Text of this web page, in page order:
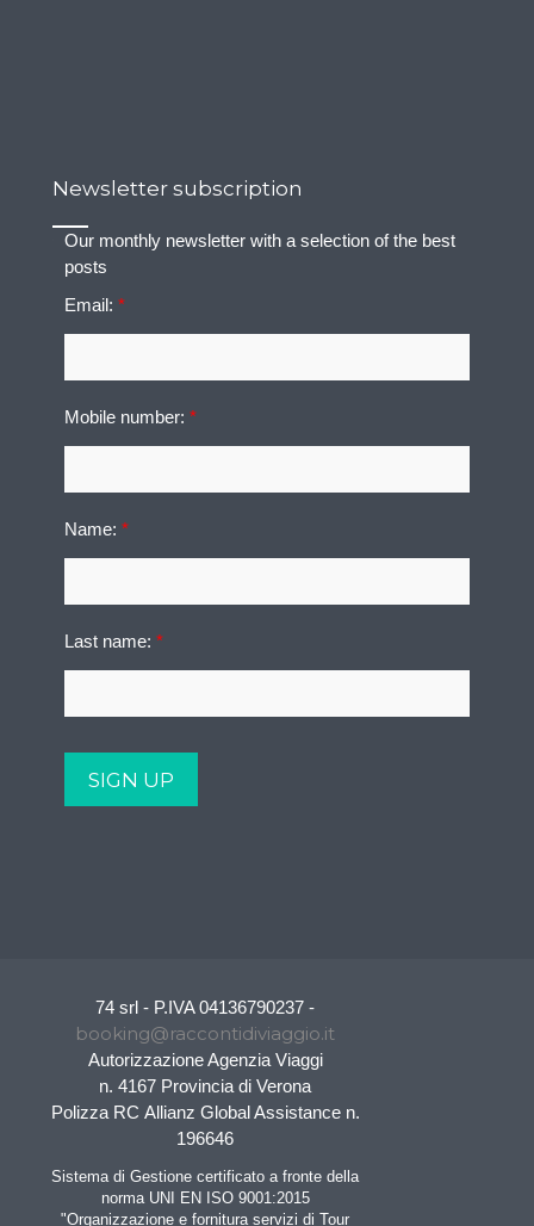
Newsletter subscription
Our monthly newsletter with a selection of the best
posts
Email:*
Mobile number:*
Name:*
Last name:*
74 srl - P.IVA 04136790237 -
booking@raccontidiviaggio.it
Autorizzazione Agenzia Viaggi
n. 4167 Provincia di Verona
Polizza RC Allianz Global Assistance n.
196646
Sistema di Gestione certificato a fronte della
norma UNI EN ISO 9001:2015
"Organizzazione e fornitura servizi di Tour